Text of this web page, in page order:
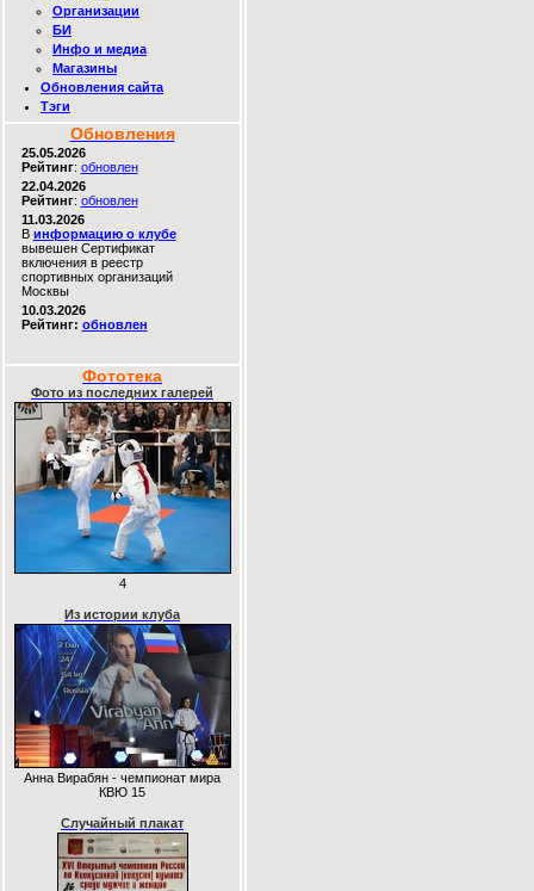
Организации
БИ
Инфо и медиа
Магазины
Обновления сайта
Тэги
Обновления
25.05.2026
Рейтинг: обновлен
22.04.2026
Рейтинг: обновлен
11.03.2026
В информацию о клубе
вывешен Сертификат
включения в реестр
спортивных организаций
Москвы
10.03.2026
Рейтинг: обновлен
Фототека
Фото из последних галерей
4
Из истории клуба
Анна Вирабян - чемпионат мира
КВЮ 15
Случайный плакат